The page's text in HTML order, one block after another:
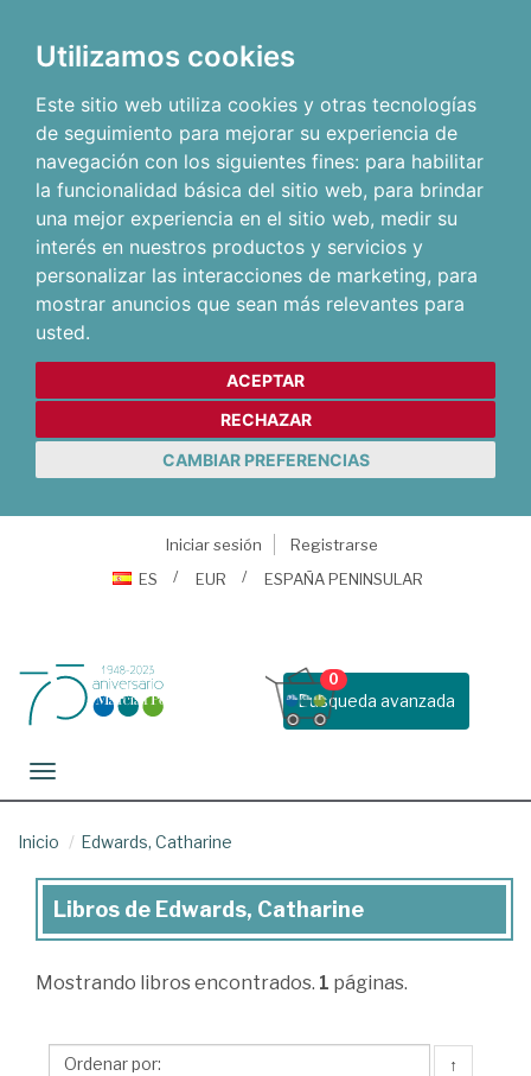
Utilizamos cookies
Este sitio web utiliza cookies y otras tecnologías
de seguimiento para mejorar su experiencia de
navegación con los siguientes fines: para habilitar
la funcionalidad básica del sitio web, para brindar
una mejor experiencia en el sitio web, medir su
interés en nuestros productos y servicios y
personalizar las interacciones de marketing, para
mostrar anuncios que sean más relevantes para
usted.
ACEPTAR
RECHAZAR
CAMBIAR PREFERENCIAS
Iniciar sesión
Registrarse
ES
EUR ESPAÑA PENINSULAR
Busqueda avanzada
0
Toggle navigation
Inicio Edwards, Catharine
Libros
Edwards,
Libros de Edwards, Catharine
Mostrando libros encontrados. 1 páginas.
↑